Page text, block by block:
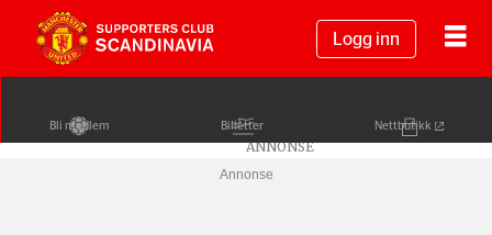
Logg inn
Bli medlem Billetter Nettbutikk
Annonse